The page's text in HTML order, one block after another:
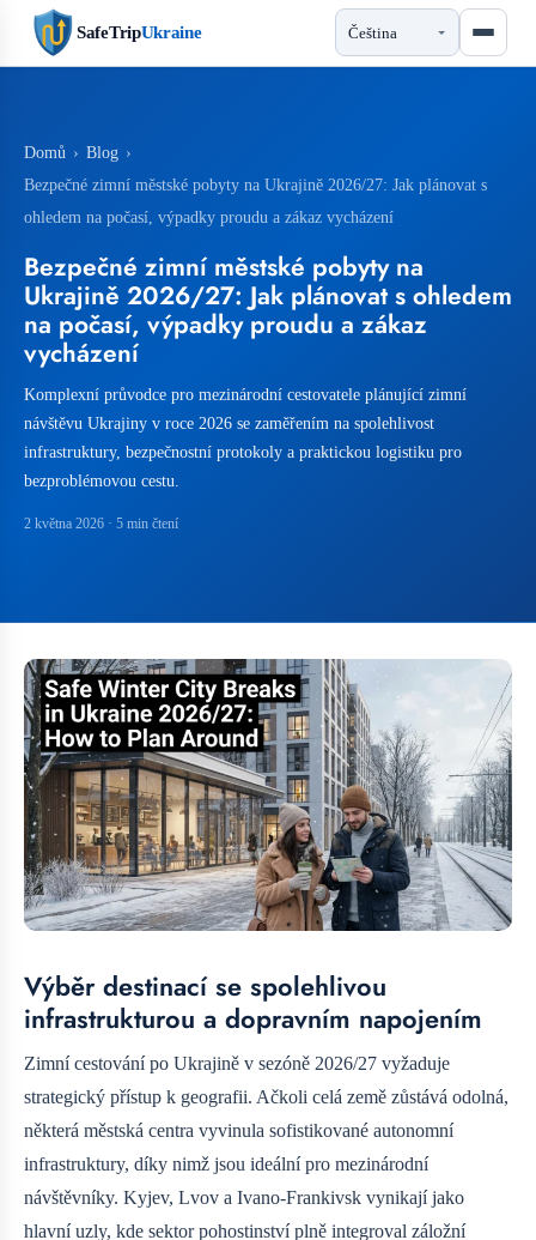
SafeTripUkraine
Domů › Blog ›
Bezpečné zimní městské pobyty na Ukrajině 2026/27: Jak plánovat s
ohledem na počasí, výpadky proudu a zákaz vycházení
Bezpečné zimní městské pobyty na
Ukrajině 2026/27: Jak plánovat s ohledem
na počasí, výpadky proudu a zákaz
vycházení
Komplexní průvodce pro mezinárodní cestovatele plánující zimní
návštěvu Ukrajiny v roce 2026 se zaměřením na spolehlivost
infrastruktury, bezpečnostní protokoly a praktickou logistiku pro
bezproblémovou cestu.
2 května 2026 · 5 min čtení
Výběr destinací se spolehlivou
infrastrukturou a dopravním napojením
Zimní cestování po Ukrajině v sezóně 2026/27 vyžaduje
strategický přístup k geografii. Ačkoli celá země zůstává odolná,
některá městská centra vyvinula sofistikované autonomní
infrastruktury, díky nimž jsou ideální pro mezinárodní
návštěvníky. Kyjev, Lvov a Ivano-Frankivsk vynikají jako
hlavní uzly, kde sektor pohostinství plně integroval záložní